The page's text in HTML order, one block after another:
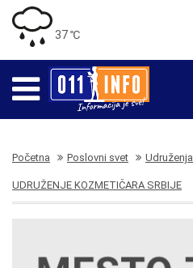
37 ℃
Početna Poslovni svet Udruženja
UDRUŽENJE KOZMETIČARA SRBIJE